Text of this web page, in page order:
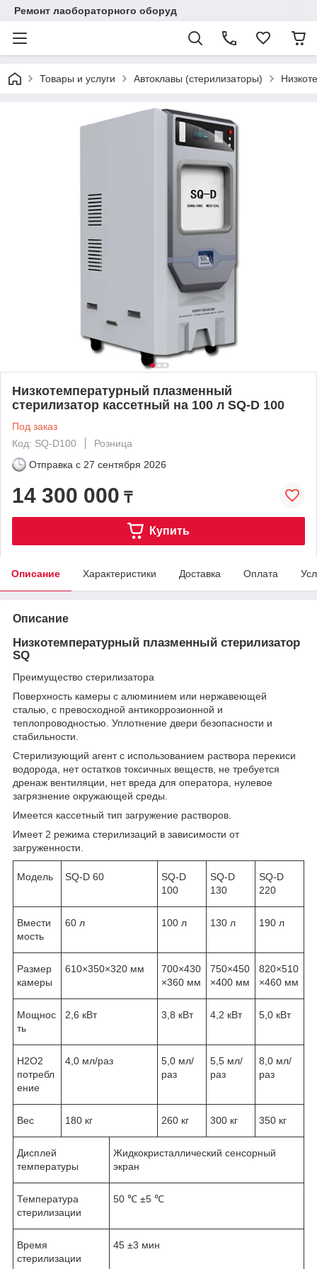
Ремонт лаобораторного оборуд
Товары и услуги Автоклавы (стерилизаторы)
Низкотемпературный плазменный
стерилизатор кассетный на 100 л SQ-D 100
Под заказ
Код: SQ-D100
Розница
Отправка с 27 сентября 2026
14 300 000 ₸
Купить
Описание Характеристики Доставка Оплата
Описание
Низкотемпературный плазменный стерилизатор
SQ
Преимущество стерилизатора
Поверхность камеры с алюминием или нержавеющей
сталью, с превосходной антикоррозионной и
теплопроводностью. Уплотнение двери безопасности и
стабильности.
Стерилизующий агент с использованием раствора перекиси
водорода, нет остатков токсичных веществ, не требуется
дренаж вентиляции, нет вреда для оператора, нулевое
загрязнение окружающей среды.
Имеется кассетный тип загружение растворов.
Имеет 2 режима стерилизаций в зависимости от
загруженности.
Модель SQ-D 60
SQ-D
100
SQ-D
130
SQ-D
220
Вмести
мость
60 л 100 л 130 л 190 л
Размер
камеры
610×350×320 мм
700×430
×360 мм
750×450
×400 мм
820×510
×460 мм
Мощнос
ть
2,6 кВт 3,8 кВт 4,2 кВт 5,0 кВт
H2O2
потребл
ение
4,0 мл/раз
5,0 мл/
раз
5,5 мл/
раз
8,0 мл/
раз
Вес 180 кг 260 кг 300 кг 350 кг
Дисплей
температуры
Жидкокристаллический сенсорный
экран
Температура
стерилизации
50 ℃ ±5 ℃
Время
стерилизации
45 ±3 мин